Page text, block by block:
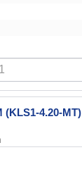
(KLS1-4.20-MT)